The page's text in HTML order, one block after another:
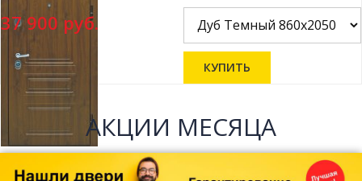
37 900 руб.
АКЦИИ МЕСЯЦА